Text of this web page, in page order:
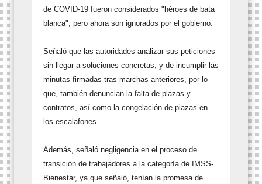
de COVID-19 fueron considerados "héroes de bata
blanca", pero ahora son ignorados por el gobierno.
Señaló que las autoridades analizar sus peticiones
sin llegar a soluciones concretas, y de incumplir las
minutas firmadas tras marchas anteriores, por lo
que, también denuncian la falta de plazas y
contratos, así como la congelación de plazas en
los escalafones.
Además, señaló negligencia en el proceso de
transición de trabajadores a la categoría de IMSS-
Bienestar, ya que señaló, tenían la promesa de